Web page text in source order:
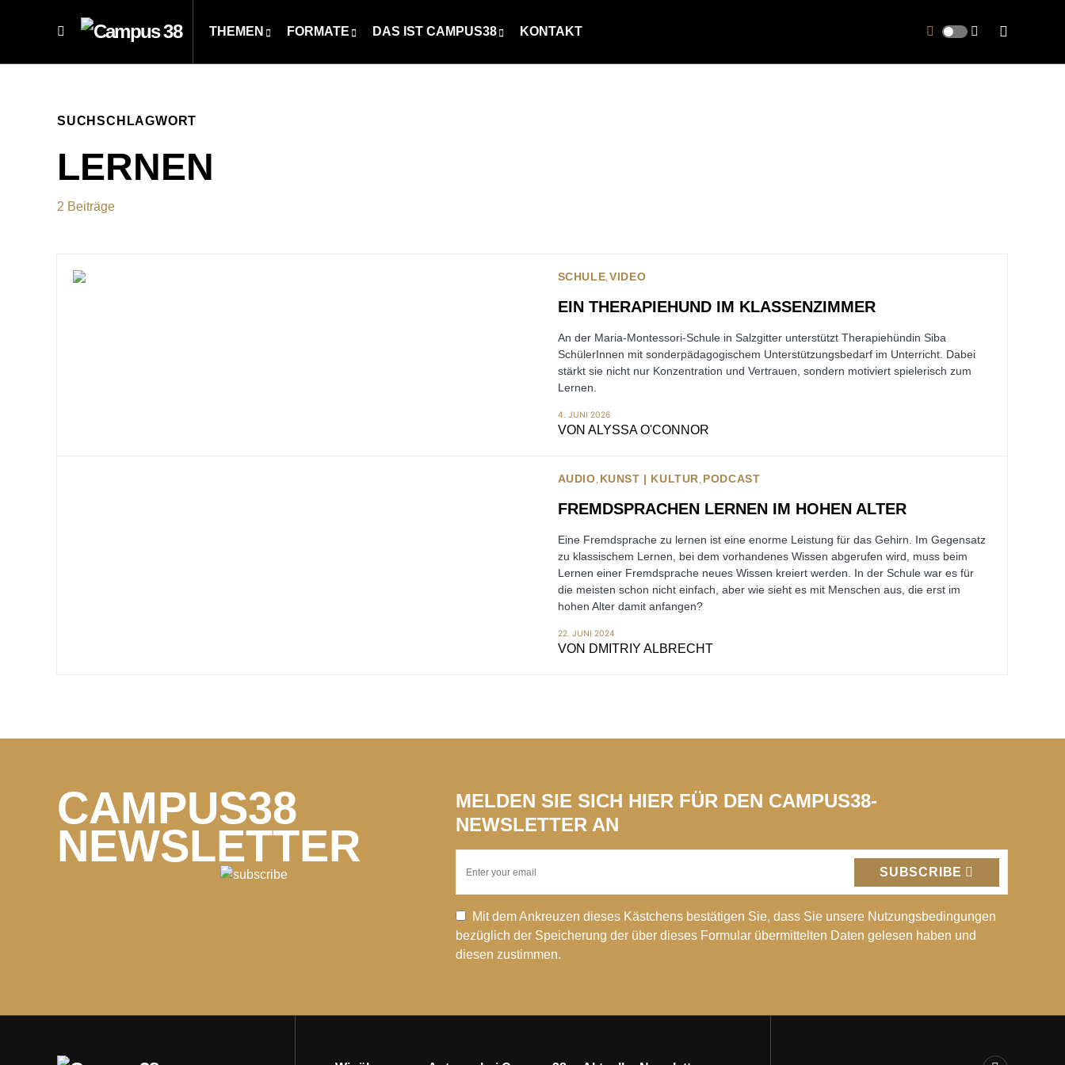
THEMEN FORMATE DAS IST CAMPUS38 KONTAKT
SUCHSCHLAGWORT
LERNEN
2 Beiträge
SCHULE VIDEO
EIN THERAPIEHUND IM KLASSENZIMMER
An der Maria-Montessori-Schule in Salzgitter unterstützt Therapiehündin Siba
SchülerInnen mit sonderpädagogischem Unterstützungsbedarf im Unterricht. Dabei
stärkt sie nicht nur Konzentration und Vertrauen, sondern motiviert spielerisch zum
Lernen.
4. JUNI 2026
VON ALYSSA O'CONNOR
AUDIO KUNST | KULTUR PODCAST
FREMDSPRACHEN LERNEN IM HOHEN ALTER
Eine Fremdsprache zu lernen ist eine enorme Leistung für das Gehirn. Im Gegensatz
zu klassischem Lernen, bei dem vorhandenes Wissen abgerufen wird, muss beim
Lernen einer Fremdsprache neues Wissen kreiert werden. In der Schule war es für
die meisten schon nicht einfach, aber wie sieht es mit Menschen aus, die erst im
hohen Alter damit anfangen?
22. JUNI 2024
VON DMITRIY ALBRECHT
CAMPUS38
NEWSLETTER
MELDEN SIE SICH HIER FÜR DEN CAMPUS38-
NEWSLETTER AN
SUBSCRIBE
Mit dem Ankreuzen dieses Kästchens bestätigen Sie, dass Sie unsere Nutzungsbedingungen
bezüglich der Speicherung der über dieses Formular übermittelten Daten gelesen haben und
diesen zustimmen.